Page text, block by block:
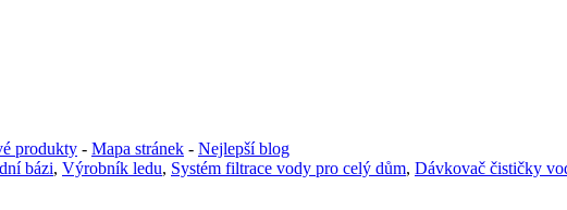
produkty - Mapa stránek - Nejlepší blog
bázi, Výrobník ledu, Systém filtrace vody pro celý dům, Dávkovač čističky